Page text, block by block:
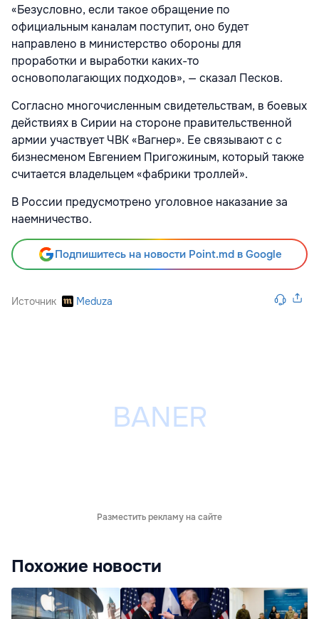
«Безусловно, если такое обращение по
официальным каналам поступит, оно будет
направлено в министерство обороны для
проработки и выработки каких-то
основополагающих подходов», — сказал Песков.
Согласно многочисленным свидетельствам, в боевых
действиях в Сирии на стороне правительственной
армии участвует ЧВК «Вагнер». Ее связывают с с
бизнесменом Евгением Пригожиным, который также
считается владельцем «фабрики троллей».
В России предусмотрено уголовное наказание за
наемничество.
Подпишитесь на новости Point.md в Google
Источник Meduza
Разместить рекламу на сайте
Похожие новости